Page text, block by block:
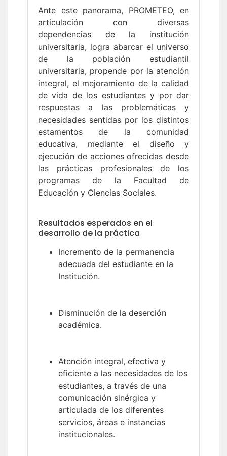
Ante este panorama, PROMETEO, en
articulación con diversas
dependencias de la institución
universitaria, logra abarcar el universo
de la población estudiantil
universitaria, propende por la atención
integral, el mejoramiento de la calidad
de vida de los estudiantes y por dar
respuestas a las problemáticas y
necesidades sentidas por los distintos
estamentos de la comunidad
educativa, mediante el diseño y
ejecución de acciones ofrecidas desde
las prácticas profesionales de los
programas de la Facultad de
Educación y Ciencias Sociales.
Resultados esperados en el
desarrollo de la práctica
Incremento de la permanencia
adecuada del estudiante en la
Institución.
Disminución de la deserción
académica.
Atención integral, efectiva y
eficiente a las necesidades de los
estudiantes, a través de una
comunicación sinérgica y
articulada de los diferentes
servicios, áreas e instancias
institucionales.